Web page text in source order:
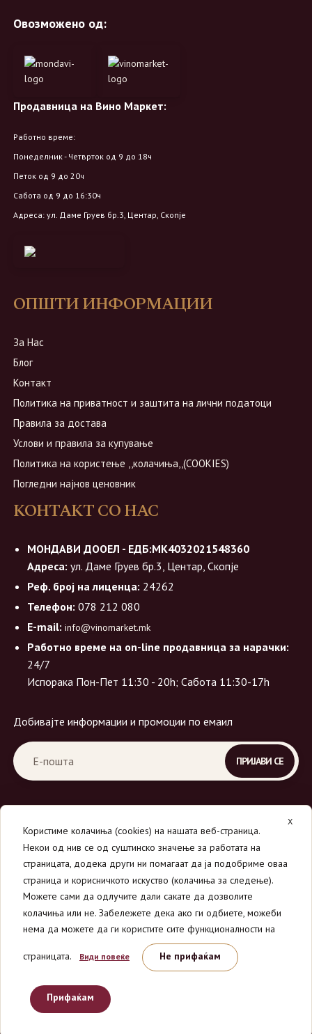
Овозможено од:
Продавница на Вино Маркет:
Работно време:
Понеделник - Четврток од 9 до 18ч
Петок од 9 до 20ч
Сабота од 9 до 16:30ч
Адреса: ул. Даме Груев бр.3, Центар, Скопје
ОПШТИ ИНФОРМАЦИИ
За Нас
Блог
Контакт
Политика на приватност и заштита на лични податоци
Правила за достава
Услови и правила за купување
Политика на користење ,,колачиња,,(COOKIES)
Погледни најнов ценовник
КОНТАКТ СО НАС
МОНДАВИ ДООЕЛ - ЕДБ:МК4032021548360
Адреса: ул. Даме Груев бр.3, Центар, Скопје
Реф. број на лиценца: 24262
Телефон: 078 212 080
E-mail: info@vinomarket.mk
Работно време на on-line продавница за нарачки:
24/7
Испорака Пон-Пет 11:30 - 20h; Сабота 11:30-17h
Добивајте информации и промоции по емаил
© 2026Вино Маркет - МОНДАВИ ДООЕЛ.
Сите права се задржани.
X
Користиме колачиња (cookies) на нашата веб-страница.
Некои од нив се од суштинско значење за работата на
страницата, додека други ни помагаат да ја подобриме оваа
страница и корисничкото искуство (колачиња за следење).
Можете сами да одлучите дали сакате да дозволите
колачиња или не. Забележете дека ако ги одбиете, можеби
нема да можете да ги користите сите функционалности на
страницата. Види повеќе Не прифаќам
Прифаќам